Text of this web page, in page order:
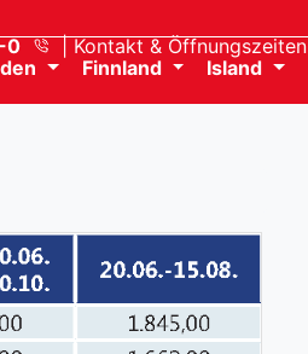
0
Kontakt & Öffnungszeiten
Finnland Island